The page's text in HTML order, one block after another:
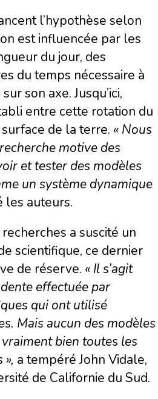
l’hypothèse selon
est influencée par les
du jour, des
du temps nécessaire à
son axe. Jusqu’ici,
entre cette rotation du
de la terre. « Nous
motive des
et tester des modèles
un système dynamique
les auteurs.
a suscité un
scientifique, ce dernier
de réserve. « Il s’agit
effectuée par
qui ont utilisé
Mais aucun des modèles
bien toutes les
a tempéré John Vidale,
de Californie du Sud.